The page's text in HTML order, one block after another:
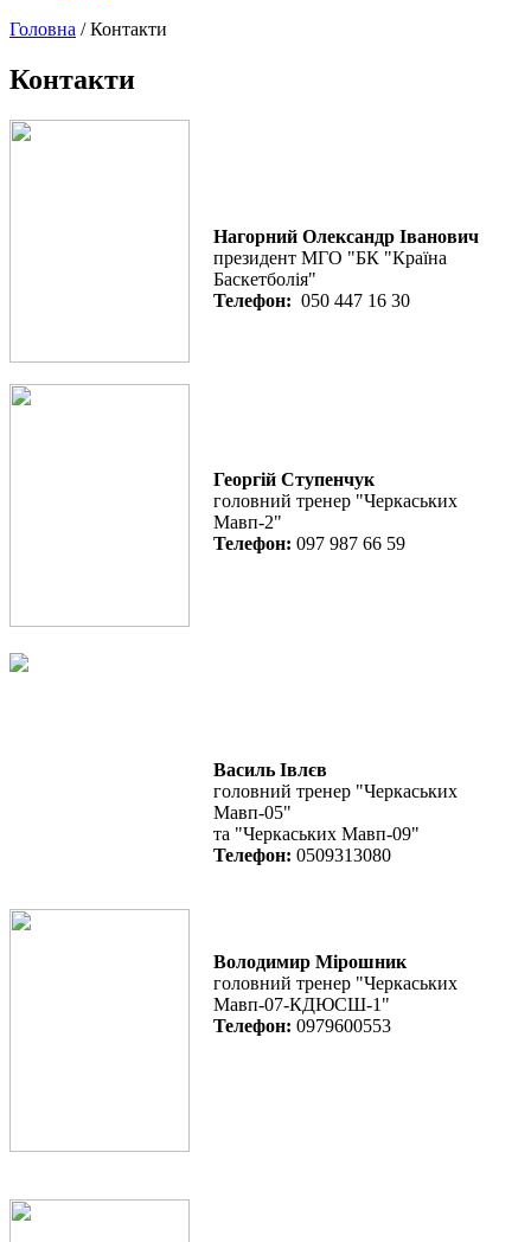
Головна /Контакти
Контакти
Нагорний Олександр Іванович
президент МГО "БК "Країна
Баскетболія"
Телефон: 050 447 16 30
Георгій Ступенчук
головний тренер "Черкаських
Мавп-2"
Телефон: 097 987 66 59
Василь Івлєв
головний тренер "Черкаських
Мавп-05"
та "Черкаських Мавп-09"
Телефон: 0509313080
Володимир Мірошник
головний тренер "Черкаських
Мавп-07-КДЮСШ-1"
Телефон: 0979600553